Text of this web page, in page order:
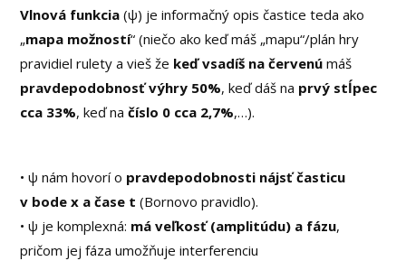
Vlnová funkcia (ψ) je informačný opis častice teda ako
„mapa možností“ (niečo ako keď máš „mapu“/plán hry
pravidiel rulety a vieš že keď vsadíš na červenú máš
pravdepodobnosť výhry 50%, keď dáš na prvý stĺpec
cca 33%, keď načíslo 0 cca 2,7%,…).
• ψ nám hovorí o pravdepodobnosti nájsť časticu
v bode x a čase t (Bornovo pravidlo).
• ψ je komplexná: má veľkosť (amplitúdu) a fázu,
pričom jej fáza umožňuje interferenciu